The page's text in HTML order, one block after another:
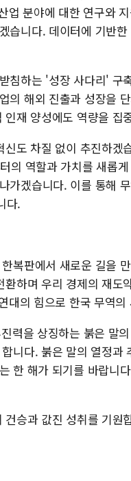
업 분야에 대한 연구와
습니다. 데이터에 기반
침하는 '성장 사다리' 구
의 해외 진출과 성장을
재 양성에도 역량을 집
도 차질 없이 추진하겠
의 역할과 가치를 새롭
가겠습니다. 이를 통해
다.
복판에서 새로운 길을
하며 우리 경제의 재
대의 힘으로 한국 무역
력을 상징하는 붉은 말
니다. 붉은 말의 열정
한 해가 되기를 바랍니
승과 값진 성취를 기원